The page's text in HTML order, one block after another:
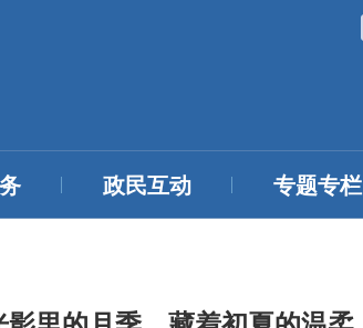
政民互动 专题专栏